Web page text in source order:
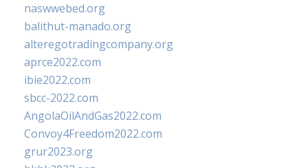
naswwebed.org
balithut-manado.org
alteregotradingcompany.org
aprce2022.com
ibie2022.com
sbcc-2022.com
AngolaOilAndGas2022.com
Convoy4Freedom2022.com
grur2023.org